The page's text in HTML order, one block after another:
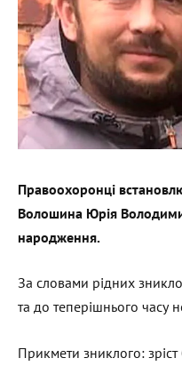
Правоохоронці
Волошина Юрія
народження.
За словами рідних
та до теперішнього часу
Прикмети зниклого: